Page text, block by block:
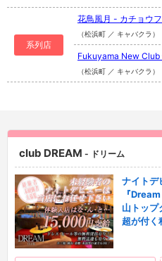
系列店
花鳥風月 - カチョウ
（松浜町 ／ キャバクラ）
Fukuyama New Club
（松浜町 ／ キャバクラ）
club DREAM - ドリーム
ナイトデ
『
山トップ
超が付